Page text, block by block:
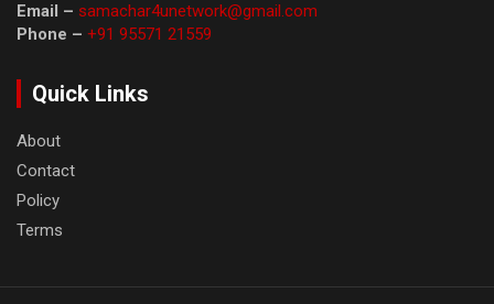
Email – samachar4unetwork@gmail.com
Phone – +91 95571 21559
Quick Links
About
Contact
Policy
Terms